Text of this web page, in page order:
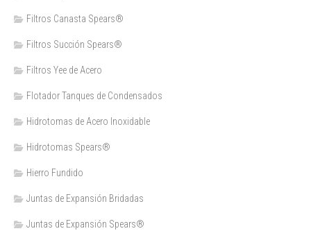
Filtros Canasta Spears®
Filtros Succión Spears®
Filtros Yee de Acero
Flotador Tanques de Condensados
Hidrotomas de Acero Inoxidable
Hidrotomas Spears®
Hierro Fundido
Juntas de Expansión Bridadas
Juntas de Expansión Spears®